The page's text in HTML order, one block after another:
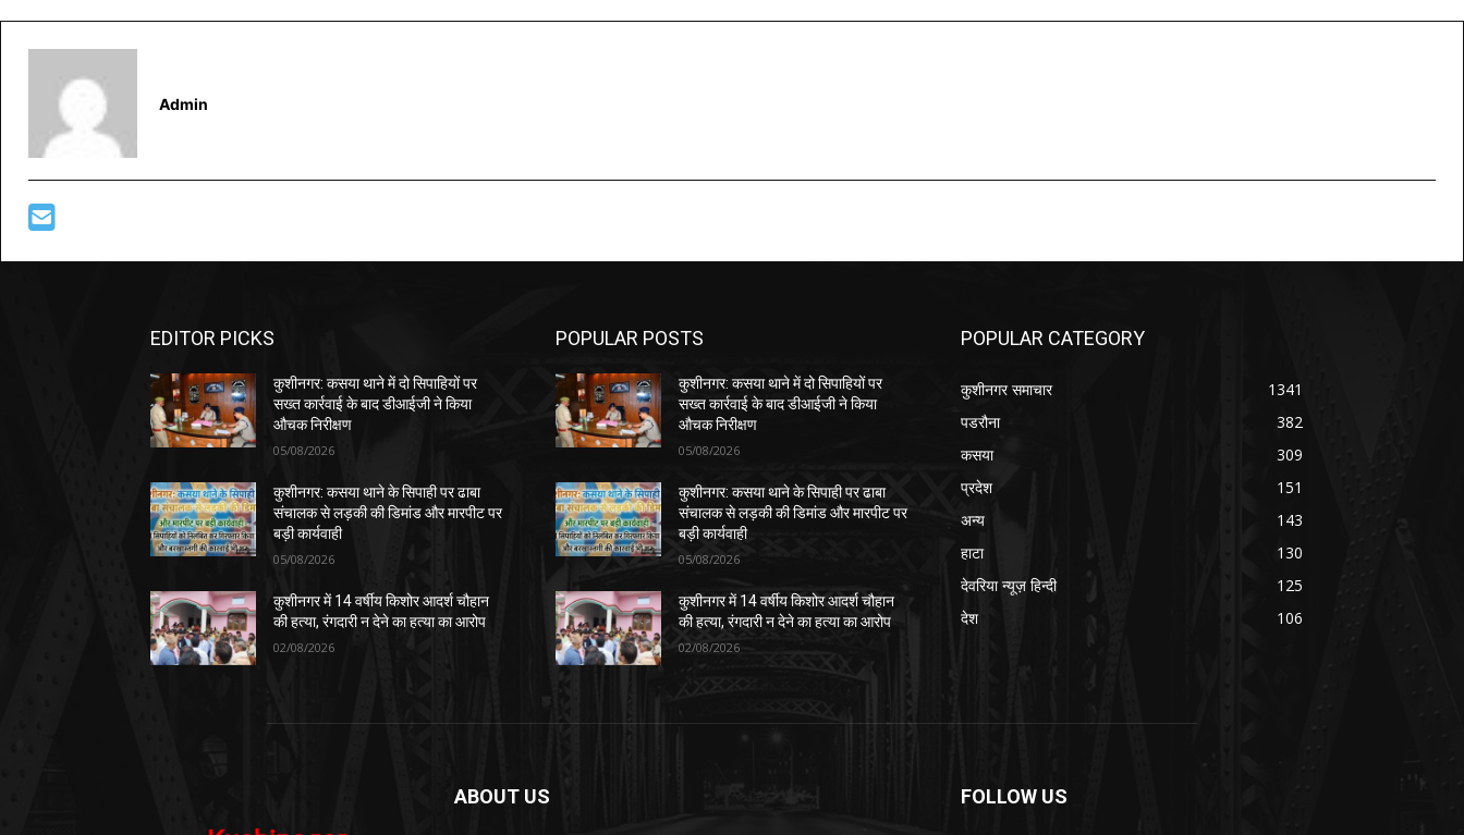
Admin
EDITOR PICKS
कुशीनगर: कसया थाने में दो सिपाहियों पर
सख्त कार्रवाई के बाद डीआईजी ने किया
औचक निरीक्षण
05/08/2026
कुशीनगर: कसया थाने के सिपाही पर ढाबा
संचालक से लड़की की डिमांड और मारपीट पर
बड़ी कार्यवाही
05/08/2026
कुशीनगर में 14 वर्षीय किशोर आदर्श चौहान
की हत्या, रंगदारी न देने का हत्या का आरोप
02/08/2026
POPULAR POSTS
कुशीनगर: कसया थाने में दो सिपाहियों पर
सख्त कार्रवाई के बाद डीआईजी ने किया
औचक निरीक्षण
05/08/2026
कुशीनगर: कसया थाने के सिपाही पर ढाबा
संचालक से लड़की की डिमांड और मारपीट पर
बड़ी कार्यवाही
05/08/2026
कुशीनगर में 14 वर्षीय किशोर आदर्श चौहान
की हत्या, रंगदारी न देने का हत्या का आरोप
02/08/2026
POPULAR CATEGORY
कुशीनगर समाचार
1341
पडरौना
382
कसया
309
प्रदेश
151
अन्य
143
हाटा
130
देवरिया न्यूज़ हिन्दी
125
देश
106
ABOUT US FOLLOW US